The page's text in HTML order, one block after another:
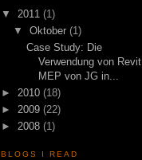
▼ 2011 (1)
▼Oktober(1)
Case Study: Die
Verwendung von Revit
MEP von JG in...
► 2010 (18)
► 2009 (22)
► 2008 (1)
BLOGS I READ